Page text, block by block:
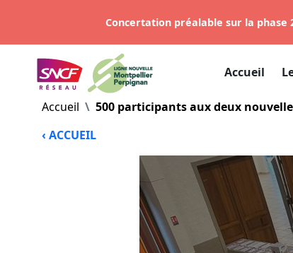
Concertation préalable sur la phase
Accueil
Accueil
500 participants aux deux
‹ ACCUEIL